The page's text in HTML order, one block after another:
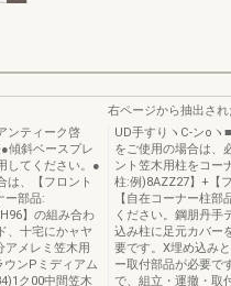
ンティーク啓
傾斜ベースプレ
してください。●
は、【フロント
ー部品:
】の組み合わ
、十宅にかャヤ
メレミ笠木用
ウンPミディアム
ク00中間笠木
右ページから抽出さ
UD手すりヽC‐ンoヽ
をご使用の場合は、
ント笠木用柱をコー
柱:例)8AZZ27】+【
【自在コーナー柱
ください。鋼朋丹手
込み柱に足元カバー
要です。X埋め込み
ー取付部品が必要で
で、組立・運撤・取